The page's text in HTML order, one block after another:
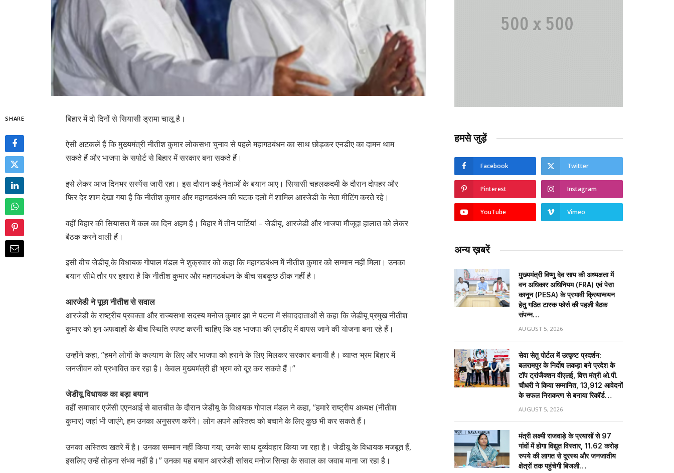
SHARE बिहार में दो दिनों से सियासी ड्रामा चालू है।
ऐसी अटकलें हैं कि मुख्यमंत्री नीतीश कुमार लोकसभा चुनाव से पहले महागठबंधन का साथ छोड़कर एनडीए का दामन थाम
सकते हैं और भाजपा के सपोर्ट से बिहार में सरकार बना सकते हैं।
इसे लेकर आज दिनभर सस्पेंस जारी रहा। इस दौरान कई नेताओं के बयान आए। सियासी चहलकदमी के दौरान दोपहर और
फिर देर शाम देखा गया है कि नीतीश कुमार और महागठबंधन की घटक दलों में शामिल आरजेडी के नेता मीटिंग करते रहे।
वहीं बिहार की सियासत में कल का दिन अहम है। बिहार में तीन पार्टियां – जेडीयू, आरजेडी और भाजपा मौजूदा हालात को लेकर
बैठक करने वाली हैं।
इसी बीच जेडीयू के विधायक गोपाल मंडल ने शुक्रवार को कहा कि महागठबंधन में नीतीश कुमार को सम्मान नहीं मिला। उनका
बयान सीधे तौर पर इशारा है कि नीतीश कुमार और महागठबंधन के बीच सबकुछ ठीक नहीं है।
आरजेडी ने पूछा नीतीश से सवाल
आरजेडी के राष्ट्रीय प्रवक्ता और राज्यसभा सदस्य मनोज कुमार झा ने पटना में संवाददाताओं से कहा कि जेडीयू प्रमुख नीतीश
कुमार को इन अफवाहों के बीच स्थिति स्पष्ट करनी चाहिए कि वह भाजपा की एनडीए में वापस जाने की योजना बना रहे हैं।
उन्होंने कहा, ”हमने लोगों के कल्याण के लिए और भाजपा को हराने के लिए मिलकर सरकार बनायी है। व्याप्त भ्रम बिहार में
जनजीवन को प्रभावित कर रहा है। केवल मुख्यमंत्री ही भ्रम को दूर कर सकते हैं।”
जेडीयू विधायक का बड़ा बयान
वहीं समाचार एजेंसी एएनआई से बातचीत के दौरान जेडीयू के विधायक गोपाल मंडल ने कहा, “हमारे राष्ट्रीय अध्यक्ष (नीतीश
कुमार) जहां भी जाएंगे, हम उनका अनुसरण करेंगे। लोग अपने अस्तित्व को बचाने के लिए कुछ भी कर सकते हैं।
उनका अस्तित्व खतरे में है। उनका सम्मान नहीं किया गया; उनके साथ दुर्व्यवहार किया जा रहा है। जेडीयू के विधायक मजबूत हैं,
इसलिए उन्हें तोड़ना संभव नहीं है।” उनका यह बयान आरजेडी सांसद मनोज सिन्हा के सवाल का जवाब माना जा रहा है।
हमसे जुड़ें
Facebook Twitter
Pinterest Instagram
YouTube Vimeo
अन्य ख़बरें
मुख्यमंत्री विष्णु देव साय की अध्यक्षता में
वन अधिकार अधिनियम (FRA) एवं पेसा
कानून (PESA) के प्रभावी क्रियान्वयन
हेतु गठित टास्क फोर्स की पहली बैठक
संपन्न…
AUGUST 5, 2026
सेवा सेतु पोर्टल में उत्कृष्ट प्रदर्शन:
बलरामपुर के निर्दोष लकड़ा बने प्रदेश के
टॉप ट्रांजैक्शन वीएलई, वित्त मंत्री ओ.पी.
चौधरी ने किया सम्मानित, 13,912 आवेदनों
के सफल निराकरण से बनाया रिकॉर्ड…
AUGUST 5, 2026
मंत्री लक्ष्मी राजवाड़े के प्रयासों से 97
गांवों में होगा विद्युत विस्तार, 11.62 करोड़
रुपये की लागत से दूरस्थ और जनजातीय
क्षेत्रों तक पहुंचेगी बिजली…